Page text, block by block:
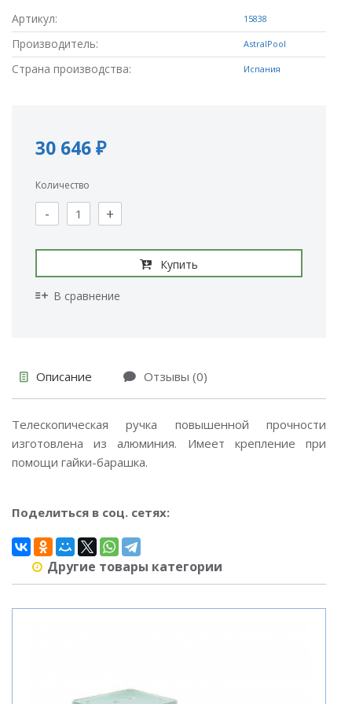
Артикул: 15838
Производитель: AstralPool
Страна производства: Испания
30 646 ₽
Количество
- +
Купить
В сравнение
Описание Отзывы (0)
Телескопическая ручка повышенной прочности
изготовлена из алюминия. Имеет крепление при
помощи гайки-барашка.
Поделиться в соц. сетях:
Другие товары категории